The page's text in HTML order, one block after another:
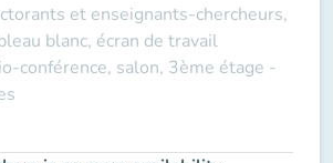
et enseignants-chercheurs,
blanc, écran de travail
conférence, salon, 3ème étage -